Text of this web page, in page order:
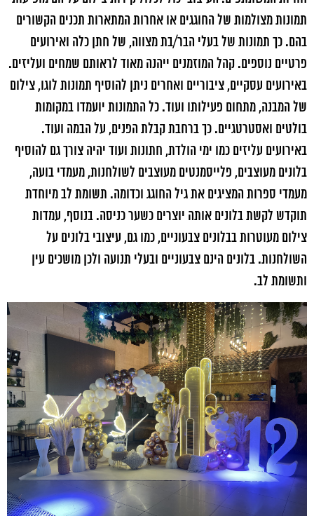
תמונות מצולמות של החוגגים או אחרות המתארות תכנים הקשורים
בהם. כך תמונות של בעלי הבר/בת מצווה, של חתן כלה ואירועים
פרטיים נוספים. קהל המוזמנים ייהנה מאוד לראותם שמחים ועליזים.
באירועים עסקיים, ציבוריים ואחרים ניתן להוסיף תמונות לוגו, צילום
של המבנה, מתחום פעילותו ועוד. כל התמונות יועמדו במקומות
בולטים ואסטרטגיים. כך ברחבת קבלת הפנים, על הבמה ועוד.
באירועים עליזים כמו ימי הולדת, חתונות ועוד יהיה צורך גם להוסיף
בלונים מעוצבים, פלייסמנטים מעוצבים לשולחנות, מעמדי בועה,
מעמדי ספרות המציגים את גיל החוגג וכדומה. תשומת לב מיוחדת
תוקדש לקשת בלונים אותה יוצרים כשער כניסה. בנוסף, עמדות
צילום מעוטרות בבלונים צבעוניים, כמו גם, עיצובי בלונים על
השולחנות. בלונים הינם צבעוניים ובעלי תנועה ולכן מושכים עין
ותשומת לב.